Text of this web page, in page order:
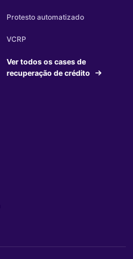
Protesto automatizado
VCRP
Ver todos os cases de
recuperação de crédito